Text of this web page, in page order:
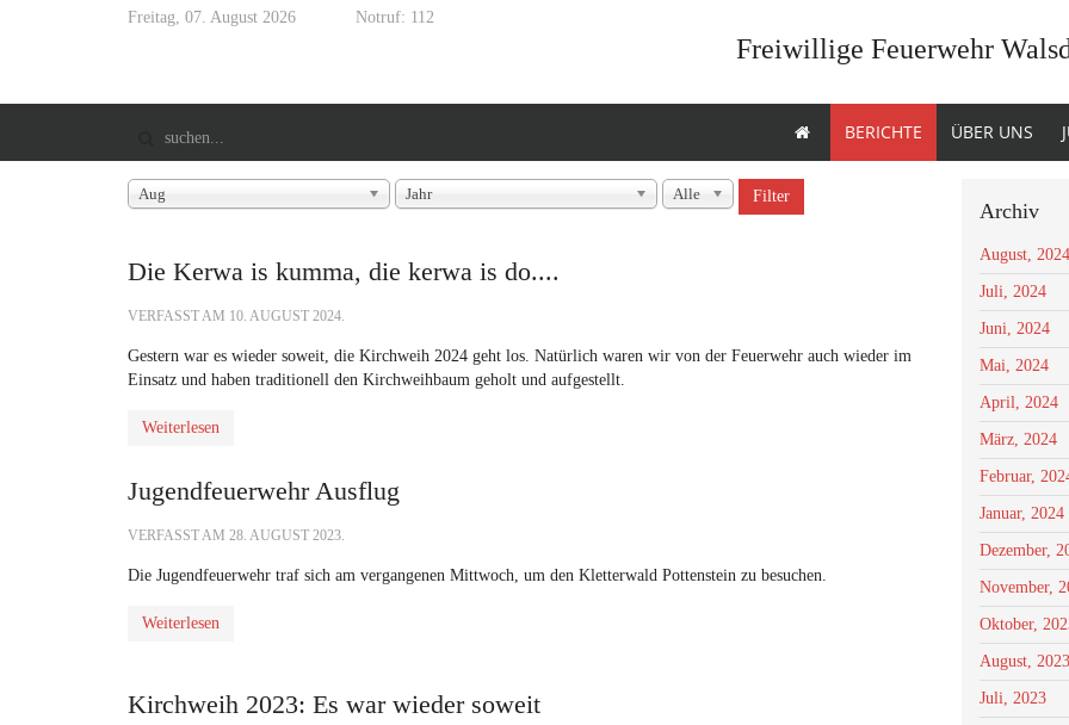
Freitag, 07. August 2026 Notruf: 112
Freiwillige Feuerwehr
BERICHTE ÜBER UNS
Aug Jahr Alle Filter
Die Kerwa is kumma, die kerwa is do....
VERFASST AM 10. AUGUST 2024.
Gestern war es wieder soweit, die Kirchweih 2024 geht los. Natürlich waren wir von der Feuerwehr auch wieder im
Einsatz und haben traditionell den Kirchweihbaum geholt und aufgestellt.
Weiterlesen
Jugendfeuerwehr Ausflug
VERFASST AM 28. AUGUST 2023.
Die Jugendfeuerwehr traf sich am vergangenen Mittwoch, um den Kletterwald Pottenstein zu besuchen.
Weiterlesen
Kirchweih 2023: Es war wieder soweit
Archiv
August, 2024
Juli, 2024
Juni, 2024
Mai, 2024
April, 2024
März, 2024
Februar,
Januar, 2024
Dezember,
November,
Oktober,
August, 2023
Juli, 2023